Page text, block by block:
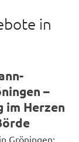
in
–
im Herzen
Gröningen: